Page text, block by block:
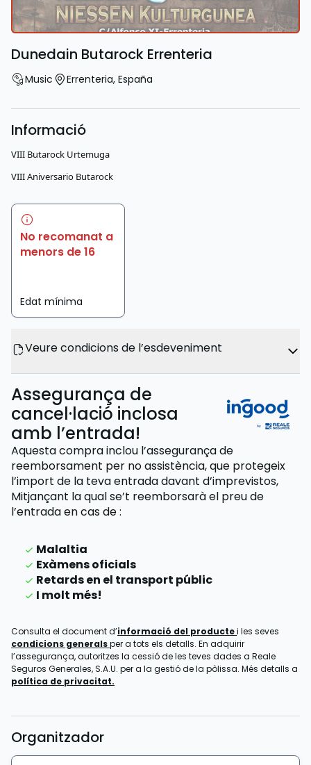
Dunedain Butarock Errenteria
Music Errenteria, España
Informació
VIII Butarock Urtemuga
VIII Aniversario Butarock
No recomanat a
menors de 16
Edat mínima
Veure condicions de l’esdeveniment
Assegurança de
cancel·lació inclosa
amb l’entrada!
Aquesta compra inclou l’assegurança de
reemborsament per no assistència, que protegeix
l’import de la teva entrada davant d’imprevistos,
Mitjançant la qual se’t reemborsarà el preu de
l’entradaen cas de:
Malaltia
Exàmens oficials
Retards en el transport públic
I molt més!
Consulta el document d’informació del productei les seves
condicions generalsper a tots els detalls. En adquirir
l’assegurança, autoritzes la cessió de les teves dades a Reale
Seguros Generales, S.A.U. per a la gestió de la pòlissa. Més detalls a
política de privacitat.
Organitzador